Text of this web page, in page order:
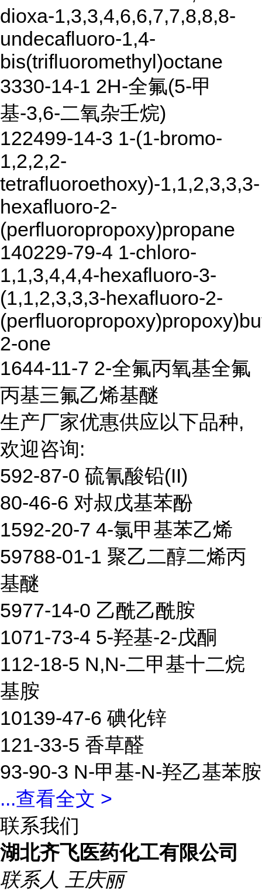
dioxa-1,3,3,4,6,6,7,7,8,8,8-
undecafluoro-1,4-
bis(trifluoromethyl)octane
3330-14-1 2H-全氟(5-甲
基-3,6-二氧杂壬烷)
122499-14-3 1-(1-bromo-
1,2,2,2-
tetrafluoroethoxy)-1,1,2,3,3,3-
hexafluoro-2-
(perfluoropropoxy)propane
140229-79-4 1-chloro-
1,1,3,4,4,4-hexafluoro-3-
(1,1,2,3,3,3-hexafluoro-2-
2-one
1644-11-7 2-全氟丙氧基全氟
丙基三氟乙烯基醚
生产厂家优惠供应以下品种,
欢迎咨询:
592-87-0 硫氰酸铅(II)
80-46-6 对叔戊基苯酚
1592-20-7 4-氯甲基苯乙烯
59788-01-1 聚乙二醇二烯丙
基醚
5977-14-0 乙酰乙酰胺
1071-73-4 5-羟基-2-戊酮
112-18-5 N,N-二甲基十二烷
基胺
10139-47-6 碘化锌
121-33-5 香草醛
93-90-3 N-甲基-N-羟乙基苯胺
...查看全文 >
联系我们
湖北齐飞医药化工有限公司
联系人 王庆丽